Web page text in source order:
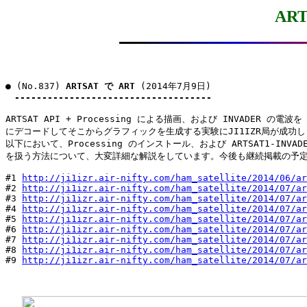
● (No.837) ARTSAT で ART (2014年7月9日)
------------------------------------
ARTSAT API + Processing による描画、および INVADER の電波を
にデコードしてそこからグラフィックを生成する実験にJI1IZR局が成功
以下において、Processing のインストール、および ARTSAT1-
を扱う方法について、大変詳細な解説をしています。今後も継続掲載の予
#1
http://ji1izr.air-nifty.com/ham_satellite/2014/06/
#2
http://ji1izr.air-nifty.com/ham_satellite/2014/07/
#3
http://ji1izr.air-nifty.com/ham_satellite/2014/07/
#4
http://ji1izr.air-nifty.com/ham_satellite/2014/07/
#5
http://ji1izr.air-nifty.com/ham_satellite/2014/07/
#6
http://ji1izr.air-nifty.com/ham_satellite/2014/07/
#7
http://ji1izr.air-nifty.com/ham_satellite/2014/07/
#8
http://ji1izr.air-nifty.com/ham_satellite/2014/07/
#9
http://ji1izr.air-nifty.com/ham_satellite/2014/07/